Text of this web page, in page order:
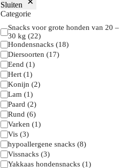
Sluiten
Categorie
Categorie
Snacks voor grote honden van 20 –
30 kg(22)
Hondensnacks(18)
Diersoorten(17)
Eend(1)
Hert(1)
Konijn(2)
Lam(1)
Paard(2)
Rund(6)
Varken(1)
Vis(3)
hypoallergene snacks(8)
Vissnacks(3)
Yakkaas hondensnacks(1)